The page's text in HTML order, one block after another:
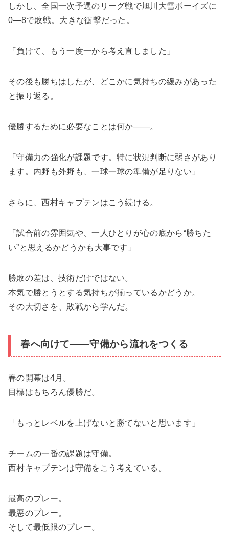
しかし、全国一次予選のリーグ戦で旭川大雪ボーイズに
0―8で敗戦。大きな衝撃だった。
「負けて、もう一度一から考え直しました」
その後も勝ちはしたが、どこかに気持ちの緩みがあった
と振り返る。
優勝するために必要なことは何か――。
「守備力の強化が課題です。特に状況判断に弱さがあり
ます。内野も外野も、一球一球の準備が足りない」
さらに、西村キャプテンはこう続ける。
「試合前の雰囲気や、一人ひとりが心の底から“勝ちた
い”と思えるかどうかも大事です」
勝敗の差は、技術だけではない。
本気で勝とうとする気持ちが揃っているかどうか。
その大切さを、敗戦から学んだ。
春へ向けて――守備から流れをつくる
春の開幕は4月。
目標はもちろん優勝だ。
「もっとレベルを上げないと勝てないと思います」
チームの一番の課題は守備。
西村キャプテンは守備をこう考えている。
最高のプレー。
最悪のプレー。
そして最低限のプレー。